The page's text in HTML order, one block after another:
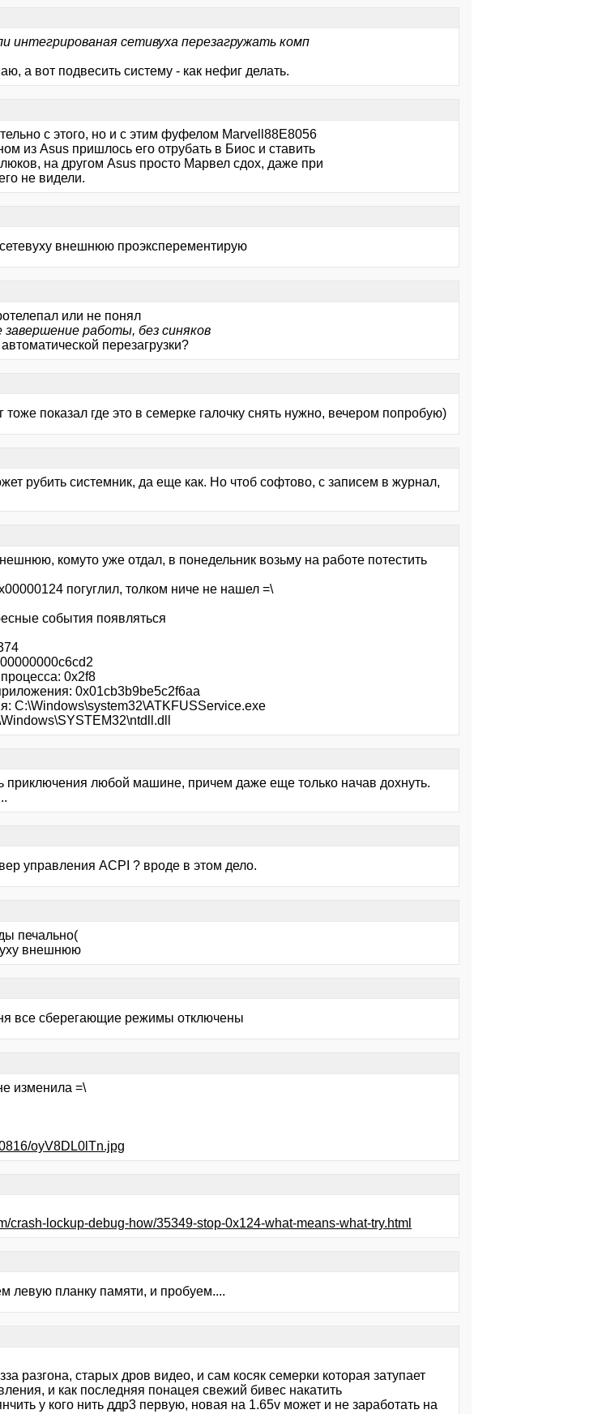
интегрированая сетивуха перезагружать комп
а вот подвесить систему - как нефиг делать.
с этого, но и с этим фуфелом Marvell88E8056
из Asus пришлось его отрубать в Биос и ставить
на другом Asus просто Марвел сдох, даже при
не видели.
внешнюю проэксперементирую
или не понял
завершение работы, без синяков
перезагрузки?
тоже показал где это в семерке галочку снять нужно, вечером попробую)
рубить системник, да еще как. Но чтоб софтово, с записем в журнал,
комуто уже отдал, в понедельник возьму на работе потестить
погуглил, толком ниче не нашел =\
события появляться
0x2f8
0x01cb3b9be5c2f6aa
C:\Windows\system32\ATKFUSService.exe
приключения любой машине, причем даже еще только начав дохнуть.
управления ACPI ? вроде в этом дело.
печально(
внешнюю
все сберегающие режимы отключены
изменила =\
oyV8DL0lTn.jpg
crash-lockup-debug-how/35349-stop-0x124-what-means-what-try.html
левую планку памяти, и пробуем....
разгона, старых дров видео, и сам косяк семерки которая затупает
и как последняя понацея свежий бивес накатить
у кого нить ддр3 первую, новая на 1.65v может и не заработать на